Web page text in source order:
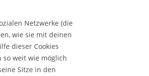
Netzwerke (die
wie sie mit deinen
dieser Cookies
weit wie möglich
Sitze in den